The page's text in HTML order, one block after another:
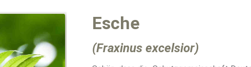
Esche
(Fraxinus excelsior)